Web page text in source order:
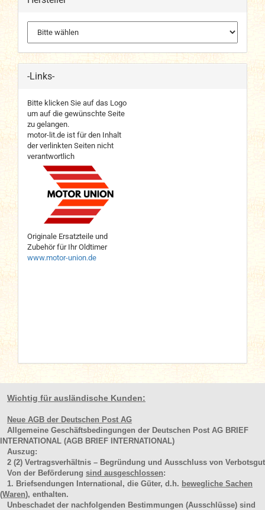
-Links-
Bitte klicken Sie auf das Logo
um auf die gewünschte Seite
zu gelangen.
motor-lit.de ist für den Inhalt
der verlinkten Seiten nicht
verantwortlich
Originale Ersatzteile und
Zubehör für Ihr Oldtimer
www.motor-union.de
Wichtig für ausländische Kunden:
Neue AGB der Deutschen Post AG
Allgemeine Geschäftsbedingungen der Deutschen Post AG BRIEF
INTERNATIONAL (AGB BRIEF INTERNATIONAL)
Auszug:
2 (2) Vertragsverhältnis – Begründung und Ausschluss von Verbotsgut
Von der Beförderung sind ausgeschlossen:
1. Briefsendungen International, die Güter, d.h. bewegliche Sachen
(Waren), enthalten.
Unbeschadet der nachfolgenden Bestimmungen (Ausschlüsse) sind